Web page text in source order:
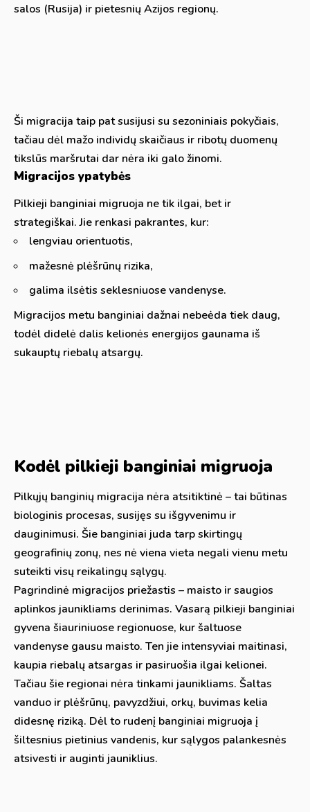
salos (Rusija) ir pietesnių Azijos regionų.
Ši migracija taip pat susijusi su sezoniniais pokyčiais,
tačiau dėl mažo individų skaičiaus ir ribotų duomenų
tikslūs maršrutai dar nėra iki galo žinomi.
Migracijos ypatybės
Pilkieji banginiai migruoja ne tik ilgai, bet ir
strategiškai. Jie renkasi pakrantes, kur:
lengviau orientuotis,
mažesnė plėšrūnų rizika,
galima ilsėtis seklesniuose vandenyse.
Migracijos metu banginiai dažnai nebeėda tiek daug,
todėl didelė dalis kelionės energijos gaunama iš
sukauptų riebalų atsargų.
Kodėl pilkieji banginiai migruoja
Pilkųjų banginių migracija nėra atsitiktinė – tai būtinas
biologinis procesas, susijęs su išgyvenimu ir
dauginimusi. Šie banginiai juda tarp skirtingų
geografinių zonų, nes nė viena vieta negali vienu metu
suteikti visų reikalingų sąlygų.
Pagrindinė migracijos priežastis – maisto ir saugios
aplinkos jaunikliams derinimas. Vasarą pilkieji banginiai
gyvena šiauriniuose regionuose, kur šaltuose
vandenyse gausu maisto. Ten jie intensyviai maitinasi,
kaupia riebalų atsargas ir pasiruošia ilgai kelionei.
Tačiau šie regionai nėra tinkami jaunikliams. Šaltas
vanduo ir plėšrūnų, pavyzdžiui, orkų, buvimas kelia
didesnę riziką. Dėl to rudenį banginiai migruoja į
šiltesnius pietinius vandenis, kur sąlygos palankesnės
atsivesti ir auginti jauniklius.